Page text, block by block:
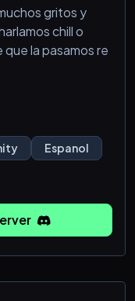
gritos y
chill o
la pasamos re
Espanol